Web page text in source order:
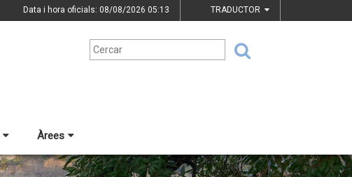
Data i hora oficials: 08/08/2026 05:13 TRADUCTOR
Àrees